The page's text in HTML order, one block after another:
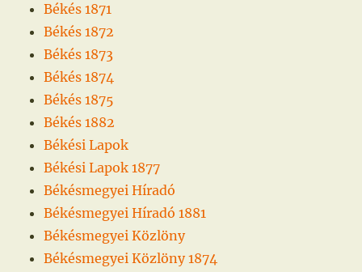
Békés 1871
Békés 1872
Békés 1873
Békés 1874
Békés 1875
Békés 1882
Békési Lapok
Békési Lapok 1877
Békésmegyei Híradó
Békésmegyei Híradó 1881
Békésmegyei Közlöny
Békésmegyei Közlöny 1874